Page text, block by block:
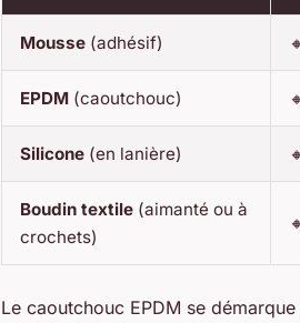
Mousse (adhésif)
EPDM (caoutchouc)
Silicone (en lanière)
Boudin textile (aimanté ou à
crochets)
Le caoutchouc EPDM se